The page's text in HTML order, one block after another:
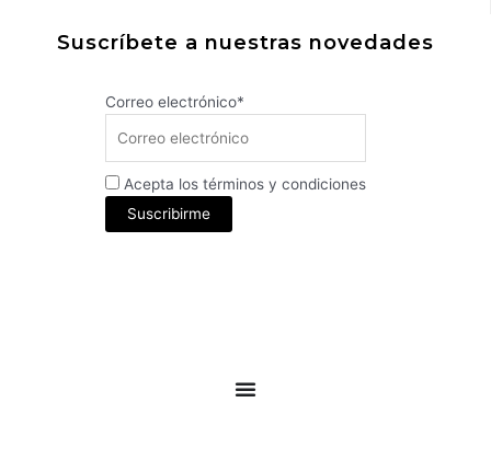
Suscríbete a nuestras novedades
Correo electrónico*
Acepta los términos y condiciones